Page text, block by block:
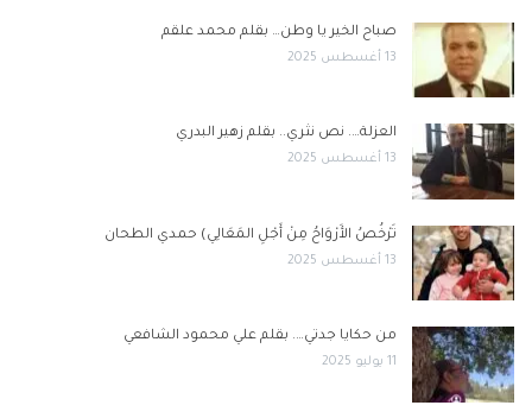
صباح الخير يا وطن… بقلم محمد علقم
13 أغسطس 2025
العزلة…. نص نثري.. بقلم زهير البدري
13 أغسطس 2025
تَرْخُصُ الأَرْوَاحُ مِنْ أَجْلِ المَعَالِي) حمدي الطحان
13 أغسطس 2025
من حكايا جدتي…. بقلم علي محمود الشافعي
11 يوليو 2025